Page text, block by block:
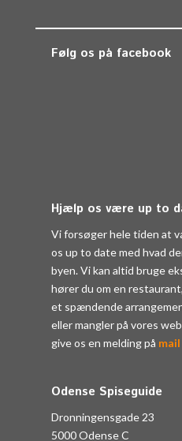
Følg os på facebook
Hjælp os være up to
Vi forsøger hele tiden at
os up to date med hvad
byen. Vi kan altid bruge
hører du om en
et spændende
eller mangler på vores
give os en melding på mail
Odense Spiseguide
Dronningensgade 23
5000 Odense C